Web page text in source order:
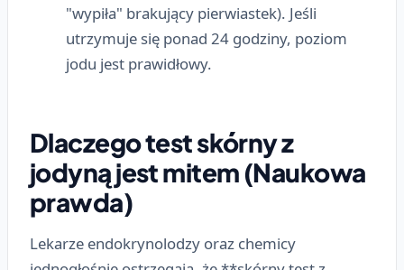
"wypiła" brakujący pierwiastek). Jeśli
utrzymuje się ponad 24 godziny, poziom
jodu jest prawidłowy.
Dlaczego test skórny z
jodyną jest mitem (Naukowa
prawda)
Lekarze endokrynolodzy oraz chemicy